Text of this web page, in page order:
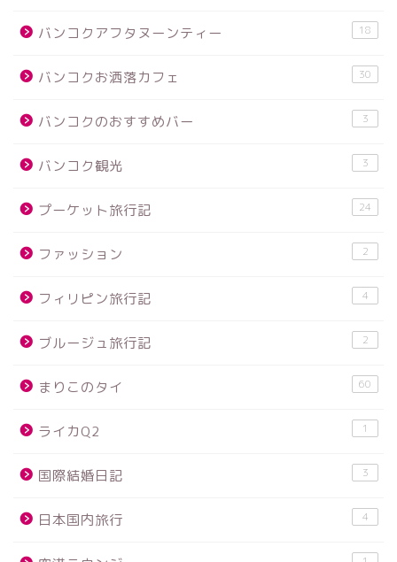
バンコクアフタヌーンティー 18
バンコクお洒落カフェ 30
バンコクのおすすめバー 3
バンコク観光 3
プーケット旅行記 24
ファッション 2
フィリピン旅行記 4
ブルージュ旅行記 2
まりこのタイ 60
ライカQ2 1
国際結婚日記 3
日本国内旅行 4